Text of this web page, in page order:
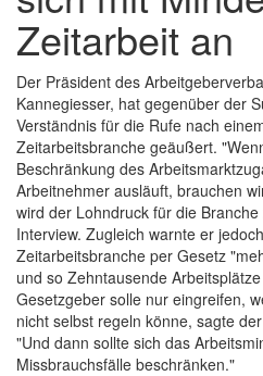
Zeitarbeit an
Der Präsident des
Kannegiesser, hat gegenüber der
Verständnis für die Rufe nach
Zeitarbeitsbranche geäußert.
Beschränkung des
Arbeitnehmer ausläuft, brauchen
wird der Lohndruck für die
Interview. Zugleich warnte er
Zeitarbeitsbranche per Gesetz
und so Zehntausende
Gesetzgeber solle nur eingreifen,
nicht selbst regeln könne, sagte
"Und dann sollte sich das
Missbrauchsfälle beschränken."